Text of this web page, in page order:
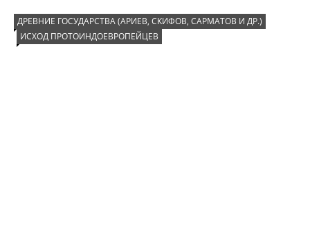
ДРЕВНИЕ ГОСУДАРСТВА (АРИЕВ, СКИФОВ, САРМАТОВ И ДР.)
ИСХОД ПРОТОИНДОЕВРОПЕЙЦЕВ